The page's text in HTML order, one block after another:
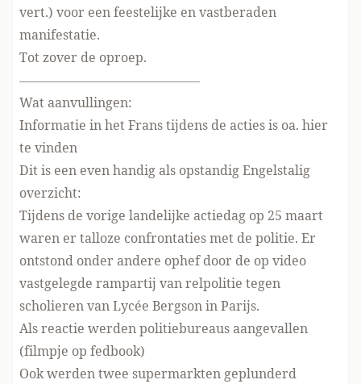
vert.) voor een feestelijke en vastberaden
manifestatie.
Tot zover de oproep.
——————————————
Wat aanvullingen:
Informatie in het Frans tijdens de acties is oa. hier
te vinden
Dit is een even handig als opstandigEngelstalig
overzicht:
Tijdens de vorige landelijke actiedag op 25 maart
waren er talloze confrontaties met de politie. Er
ontstond onder andere ophef door de op video
vastgelegde rampartij van relpolitie tegen
scholieren vanLycée Bergson in Parijs.
Als reactie werden politiebureaus aangevallen
(filmpje op fedbook)
Ook werdentwee supermarkten geplunderd